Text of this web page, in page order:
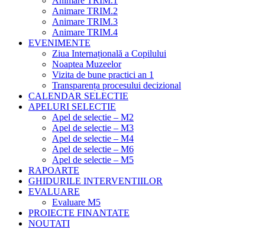
Animare TRIM.2
Animare TRIM.3
Animare TRIM.4
EVENIMENTE
Ziua Internațională a Copilului
Noaptea Muzeelor
Vizita de bune practici an 1
Transparența procesului decizional
CALENDAR SELECTIE
APELURI SELECTIE
Apel de selectie – M2
Apel de selectie – M3
Apel de selectie – M4
Apel de selectie – M6
Apel de selectie – M5
RAPOARTE
GHIDURILE INTERVENTIILOR
EVALUARE
Evaluare M5
PROIECTE FINANTATE
NOUTATI